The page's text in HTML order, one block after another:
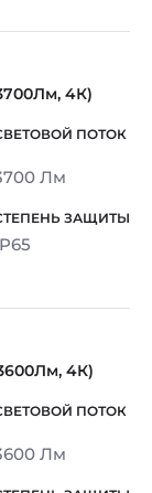
4К)
Лм
4К)
Лм